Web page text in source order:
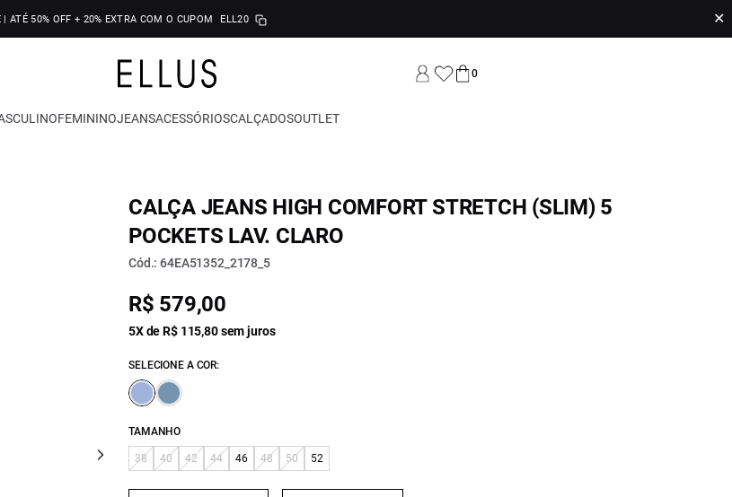
| ATÉ 50% OFF + 20% EXTRA COM O CUPOM ELL20 ✕
0
FEMININOJEANSACESSÓRIOSCALÇADOSOUTLET
CALÇA JEANS HIGH COMFORT STRETCH (SLIM) 5
POCKETS LAV. CLARO
Cód.: 64EA51352_2178_5
R$ 579,00
5X de R$ 115,80 sem juros
SELECIONE A COR:
TAMANHO
38 40 42 44 46 48 50 52